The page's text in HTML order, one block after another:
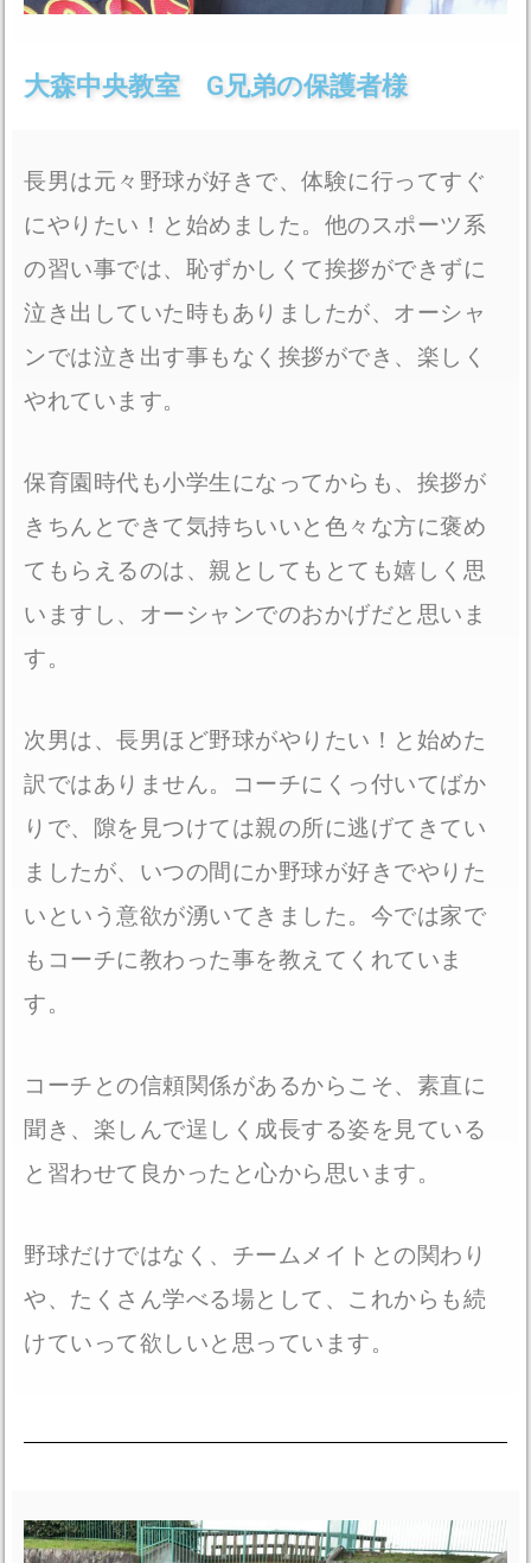
大森中央教室 G兄弟の保護者様
長男は元々野球が好きで、体験に行ってすぐ
にやりたい！と始めました。他のスポーツ系
の習い事では、恥ずかしくて挨拶ができずに
泣き出していた時もありましたが、オーシャ
ンでは泣き出す事もなく挨拶ができ、楽しく
やれています。
保育園時代も小学生になってからも、挨拶が
きちんとできて気持ちいいと色々な方に褒め
てもらえるのは、親としてもとても嬉しく思
いますし、オーシャンでのおかげだと思いま
す。
次男は、長男ほど野球がやりたい！と始めた
訳ではありません。コーチにくっ付いてばか
りで、隙を見つけては親の所に逃げてきてい
ましたが、いつの間にか野球が好きでやりた
いという意欲が湧いてきました。今では家で
もコーチに教わった事を教えてくれていま
す。
コーチとの信頼関係があるからこそ、素直に
聞き、楽しんで逞しく成長する姿を見ている
と習わせて良かったと心から思います。
野球だけではなく、チームメイトとの関わり
や、たくさん学べる場として、これからも続
けていって欲しいと思っています。